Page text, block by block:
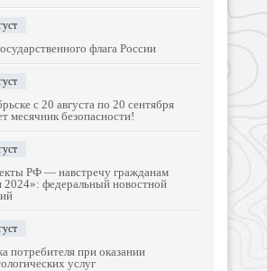
флага России
с 20 августа по 20 сентября
месячник безопасности!
РФ — навстречу гражданам
2024»: федеральный новостной
потребителя при оказании
услуг